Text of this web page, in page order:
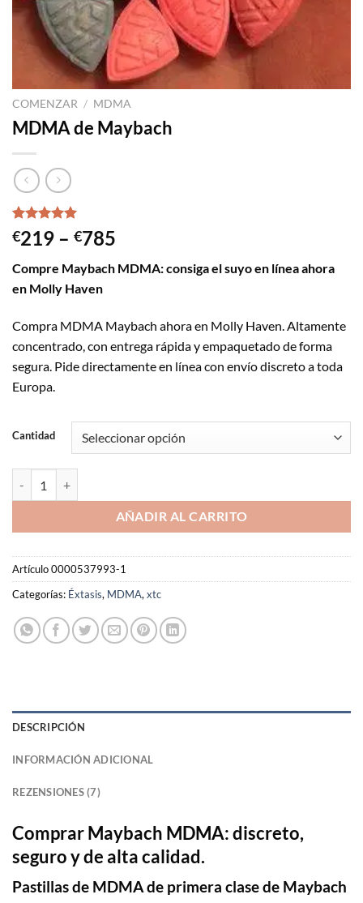
COMENZAR / MDMA
MDMA de Maybach
Calificación
5.00de 5,
7
Opiniones
de clientes
€219 – €785
precios:
785€
Compre Maybach MDMA: consiga el suyo en línea ahora
en Molly Haven
Compra MDMA Maybach ahora en Molly Haven. Altamente
concentrado, con entrega rápida y empaquetado de forma
segura. Pide directamente en línea con envío discreto a toda
Europa.
Cantidad
AÑADIR AL CARRITO
Artículo0000537993-1
Categorías: Éxtasis, MDMA, xtc
DESCRIPCIÓN
INFORMACIÓN ADICIONAL
REZENSIONES (7)
Comprar Maybach MDMA: discreto,
seguro y de alta calidad.
Pastillas de MDMA de primera clase de Maybach